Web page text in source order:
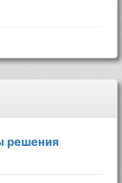
решения